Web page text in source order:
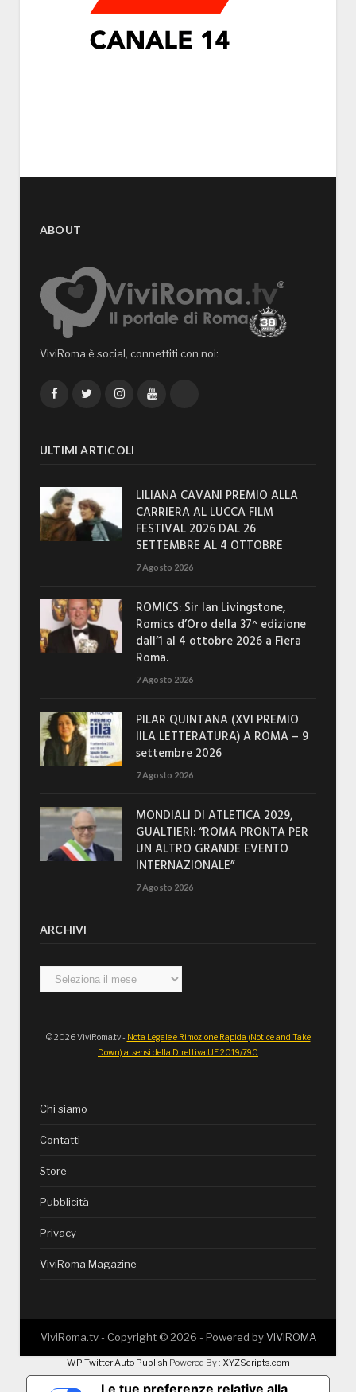
ABOUT
ViviRoma è social, connettiti con noi:
FacebookTwitterInstagramYouTube
ULTIMI ARTICOLI
LILIANA CAVANI PREMIO ALLA
CARRIERA AL LUCCA FILM
FESTIVAL 2026 DAL 26
SETTEMBRE AL 4 OTTOBRE
7 Agosto 2026
ROMICS: Sir Ian Livingstone,
Romics d’Oro della 37^ edizione
dall’1 al 4 ottobre 2026 a Fiera
Roma.
7 Agosto 2026
PILAR QUINTANA (XVI PREMIO
IILA LETTERATURA) A ROMA – 9
settembre 2026
7 Agosto 2026
MONDIALI DI ATLETICA 2029,
GUALTIERI: “ROMA PRONTA PER
UN ALTRO GRANDE EVENTO
INTERNAZIONALE”
7 Agosto 2026
ARCHIVI
Archivi
© 2026 ViviRoma.tv - Nota Legale e Rimozione Rapida (Notice and Take
Down) ai sensi della Direttiva UE 2019/790
Chi siamo
Contatti
Store
Pubblicità
Privacy
ViviRoma Magazine
ViviRoma.tv - Copyright © 2026 - Powered byVIVIROMA
WP Twitter Auto Publish Powered By : XYZScripts.com
Le tue preferenze relative alla